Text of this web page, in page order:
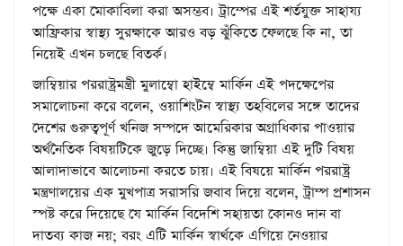
পক্ষে একা মোকাবিলা করা অসম্ভব। ট্রাম্পের এই শর্তযুক্ত সাহায্য
আফ্রিকার স্বাস্থ্য সুরক্ষাকে আরও বড় ঝুঁকিতে ফেলছে কি না, তা
নিয়েই এখন চলছে বিতর্ক।
জাম্বিয়ার পররাষ্ট্রমন্ত্রী মুলাম্বো হাইম্বে মার্কিন এই পদক্ষেপের
সমালোচনা করে বলেন, ওয়াশিংটন স্বাস্থ্য তহবিলের সঙ্গে তাদের
দেশের গুরুত্বপূর্ণ খনিজ সম্পদে আমেরিকার অগ্রাধিকার পাওয়ার
অর্থনৈতিক বিষয়টিকে জুড়ে দিচ্ছে। কিন্তু জাম্বিয়া এই দুটি বিষয়
আলাদাভাবে আলোচনা করতে চায়। এই বিষয়ে মার্কিন পররাষ্ট্র
মন্ত্রণালয়ের এক মুখপাত্র সরাসরি জবাব দিয়ে বলেন, ট্রাম্প প্রশাসন
স্পষ্ট করে দিয়েছে যে মার্কিন বিদেশি সহায়তা কোনও দান বা
দাতব্য কাজ নয়; বরং এটি মার্কিন স্বার্থকে এগিয়ে নেওয়ার